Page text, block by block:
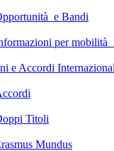
e Bandi
per mobilità
e Accordi
Titoli
Mundus